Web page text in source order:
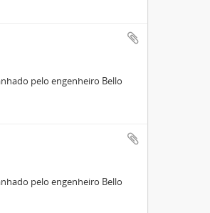
pelo engenheiro Bello
pelo engenheiro Bello